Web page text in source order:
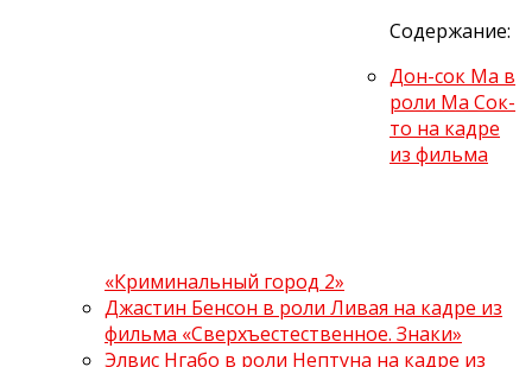
Содержание:
Дон-сок Ма в
роли Ма Сок-
то на кадре
из фильма
«Криминальный город 2»
Джастин Бенсон в роли Ливая на кадре из
фильма «Сверхъестественное. Знаки»
Элвис Нгабо в роли Нептуна на кадре из